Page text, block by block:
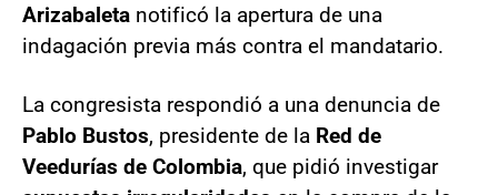
Arizabaleta notificó la apertura de una
indagación previa más contra el mandatario.
La congresista respondió a una denuncia de
Pablo Bustos, presidente de la Red de
Veedurías de Colombia, que pidió investigar